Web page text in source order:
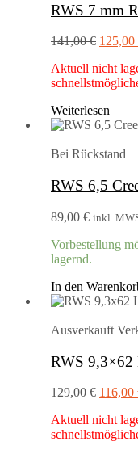
RWS 7 mm
141,00€
war:
141,00
125,00
Aktuell nicht
Weiterlesen
Bei Rückstand
RWS 6,5
89,00 € inkl.
Vorbestellung
lagernd.
In den
Ausverkauft
RWS 9,3×62
129,00€
war:
129,00
116,00
Aktuell nicht